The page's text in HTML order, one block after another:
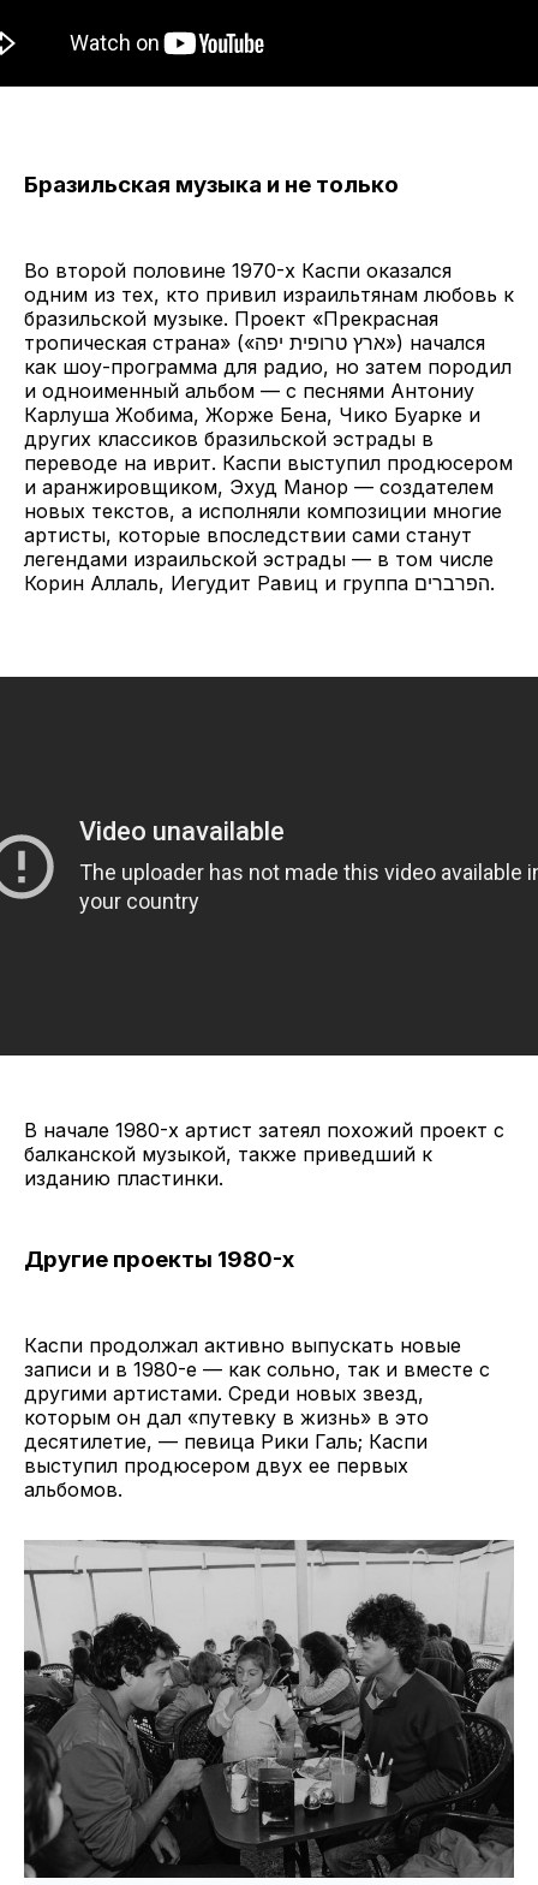
Бразильская музыка и не только
Во второй половине 1970-х Каспи оказался
одним из тех, кто привил израильтянам любовь к
бразильской музыке. Проект «Прекрасная
тропическая страна» («ארץ טרופית יפה») начался
как шоу-программа для радио, но затем породил
и одноименный альбом — с песнями Антониу
Карлуша Жобима, Жорже Бена, Чико Буарке и
других классиков бразильской эстрады в
переводе на иврит. Каспи выступил продюсером
и аранжировщиком, Эхуд Манор — создателем
новых текстов, а исполняли композиции многие
артисты, которые впоследствии сами станут
легендами израильской эстрады — в том числе
Корин Аллаль, Иегудит Равиц и группа הפרברים.
В начале 1980-х артист затеял похожий проект с
балканской музыкой, также приведший к
изданию пластинки.
Другие проекты 1980-х
Каспи продолжал активно выпускать новые
записи и в 1980-е — как сольно, так и вместе с
другими артистами. Среди новых звезд,
которым он дал «путевку в жизнь» в это
десятилетие, — певица Рики Галь; Каспи
выступил продюсером двух ее первых
альбомов.